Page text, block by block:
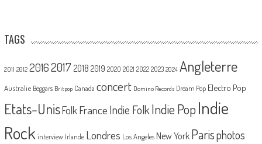
TAGS
2011 2012 20162017 2018 2019 2020 2021 2022 2023 2024 Angleterre
Australie Beggars Britpop Canada concert Domino Records Dream Pop Electro Pop
Etats-UnisFolk France Indie Folk Indie PopIndie
Rock interview Irlande Londres Los Angeles New York Parisphotos